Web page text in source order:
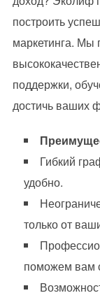
построить
маркетинга. Мы
поддержки,
достичь ваших
Гибкий
удобно.
только от
поможем вам